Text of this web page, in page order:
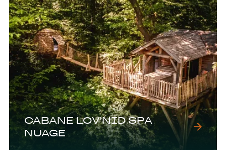
CABANE LOV'NID SPA
NUAGE